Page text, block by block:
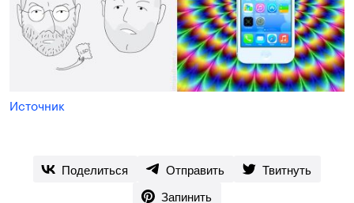
Источник
Поделиться Отправить
Твитнуть
Запинить